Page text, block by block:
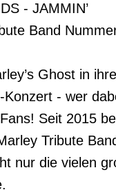
- JAMMIN’
Band
Ghost in
- wer
Seit 2015
Tribute
nur die vielen